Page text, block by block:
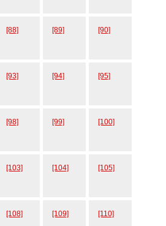
[88] [89] [90]
[93] [94] [95]
[98] [99] [100]
[103] [104] [105]
[108] [109] [110]